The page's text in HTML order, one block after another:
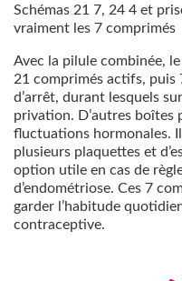
Schémas 21 7, 24 4 et
vraiment les 7 comprimés
Avec la pilule combinée,
21 comprimés actifs, puis
d’arrêt, durant lesquels
privation. D’autres boîtes
fluctuations hormonales.
plusieurs plaquettes et
option utile en cas de
d’endométriose. Ces 7
garder l’habitude
contraceptive.